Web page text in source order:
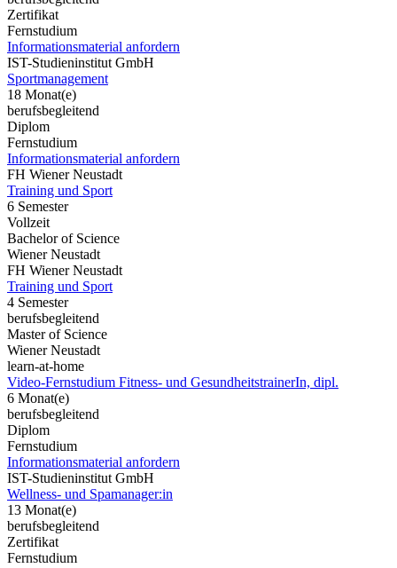
Zertifikat
Fernstudium
Informationsmaterial anfordern
IST-Studieninstitut GmbH
Sportmanagement
18 Monat(e)
berufsbegleitend
Diplom
Fernstudium
Informationsmaterial anfordern
FH Wiener Neustadt
Training und Sport
6 Semester
Vollzeit
Bachelor of Science
Wiener Neustadt
FH Wiener Neustadt
Training und Sport
4 Semester
berufsbegleitend
Master of Science
Wiener Neustadt
learn-at-home
Video-Fernstudium Fitness- und GesundheitstrainerIn, dipl.
6 Monat(e)
berufsbegleitend
Diplom
Fernstudium
Informationsmaterial anfordern
IST-Studieninstitut GmbH
Wellness- und Spamanager:in
13 Monat(e)
berufsbegleitend
Zertifikat
Fernstudium